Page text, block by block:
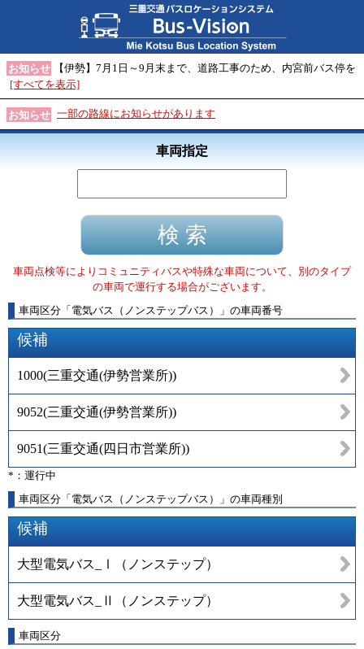
お知らせ
【伊勢】7月1日～9月末まで、道路工事のため、内宮前バス停を
[すべてを表示]
お知らせ 一部の路線にお知らせがあります
車両指定
車両点検等によりコミュニティバスや特殊な車両について、別のタイプ
の車両で運行する場合がございます。
車両区分 「 電気バス（ノンステップバス） 」 の車両番号
候補
1000(三重交通(伊勢営業所))
9052(三重交通(伊勢営業所))
9051(三重交通(四日市営業所))
*：運行中
車両区分「電気バス（ノンステップバス）」の車両種別
候補
大型電気バス_Ⅰ（ノンステップ）
大型電気バス_Ⅱ（ノンステップ）
車両区分